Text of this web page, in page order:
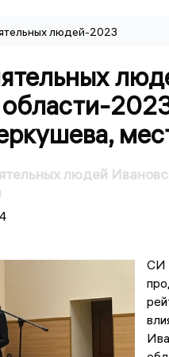
людей-2023
людей
СИ